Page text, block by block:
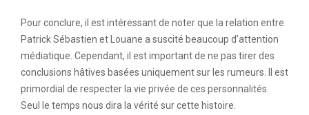
Pour conclure, il est intéressant de noter que la relation entre
Patrick Sébastien et Louane a suscité beaucoup d’attention
médiatique. Cependant, il est important de ne pas tirer des
conclusions hâtives basées uniquement sur les rumeurs. Il est
primordial de respecter la vie privée de ces personnalités.
Seul le temps nous dira la vérité sur cette histoire.